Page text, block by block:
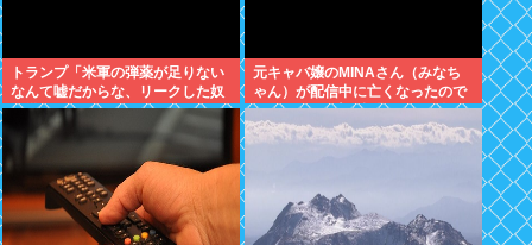
トランプ「米軍の弾薬が足りない
なんて嘘だからな、リークした奴
は懲役刑だ！」
元キャバ嬢のMINAさん（みなち
ゃん）が配信中に亡くなったので
はないかとX上で話題に（※動画
あり）